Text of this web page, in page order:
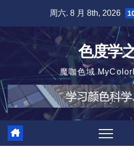
周六. 8 月 8th, 2026
色度学
魔咖色域